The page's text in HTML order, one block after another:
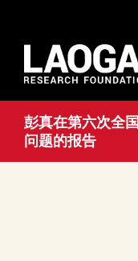
彭真在第六次全
问题的报告